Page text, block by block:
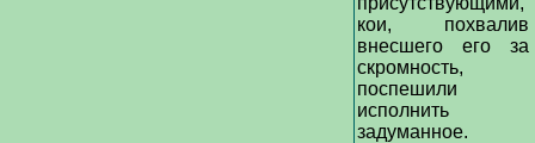
кои, похвалив
внесшего его за
скромность,
поспешили
исполнить
задуманное.